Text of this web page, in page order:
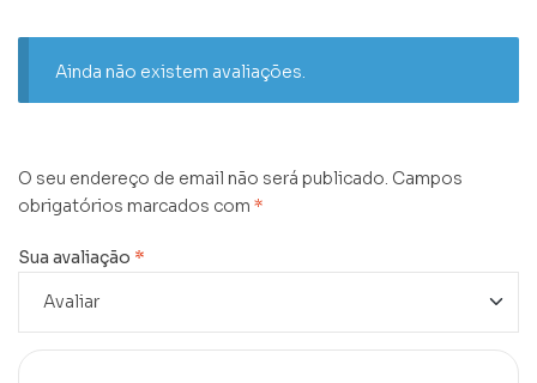
Ainda não existem avaliações.
O seu endereço de email não será publicado. Campos
obrigatórios marcados com *
Sua avaliação *